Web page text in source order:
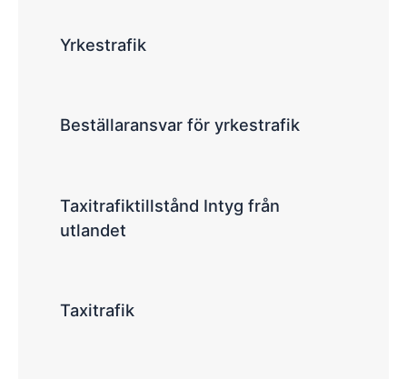
Yrkestrafik
Beställaransvar för yrkestrafik
Taxitrafiktillstånd Intyg från
utlandet
Taxitrafik